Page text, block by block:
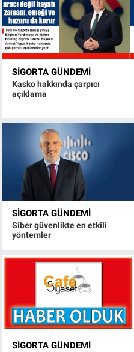
SIGORTA GÜNDEMI
Kasko hakkında çarpıcı
açıklama
SIGORTA GÜNDEMI
Siber güvenlikte en etkili
yöntemler
SIGORTA GÜNDEMI